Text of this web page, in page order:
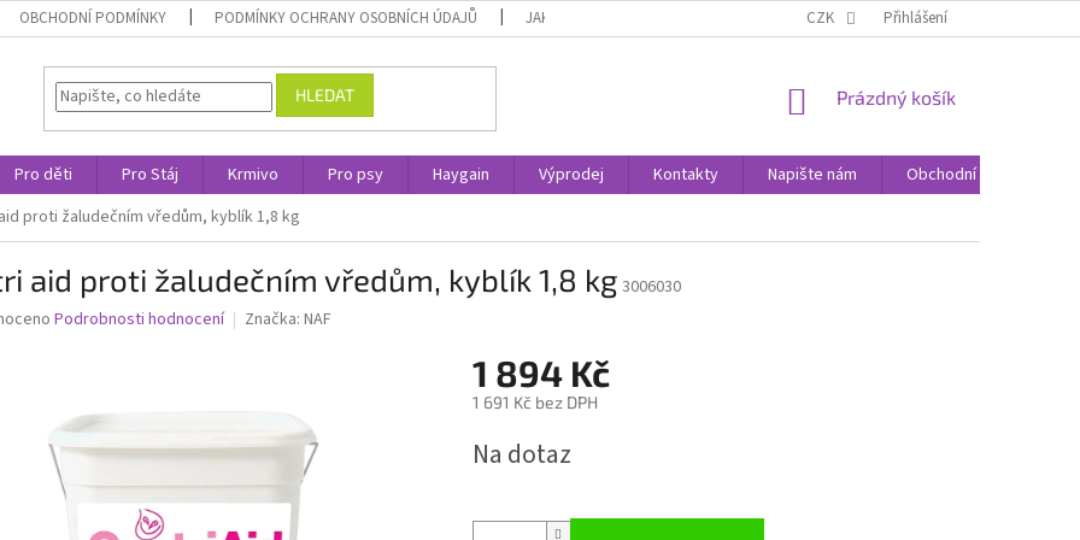
OBCHODNÍ PODMÍNKY PODMÍNKY OCHRANY OSOBNÍCH ÚDAJŮ JAK NAKUPOVAT CZK Přihlášení
HLEDAT
NÁKUPNÍ
Prázdný košík
Pro děti Pro Stáj Krmivo Pro psy Haygain Výprodej Kontakty Napište nám
Obchodní podmínky
proti žaludečním vředům, kyblík 1,8 kg
aid proti žaludečním vředům, kyblík 1,8 kg 3006030
Podrobnosti hodnocení Značka: NAF
1 894 Kč
1 691 Kč bez DPH
cena:
Na dotaz